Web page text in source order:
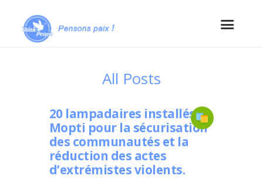
All Posts
20 lampadaires installés à
Mopti pour la sécurisation
des communautés et la
réduction des actes
d’extrémistes violents.